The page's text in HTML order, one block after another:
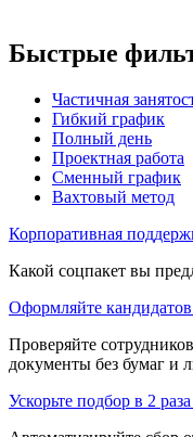
Быстрые
Частичная
Гибкий график
Полный день
Проектная работа
Сменный график
Вахтовый метод
Корпоративная
Какой соцпакет вы
Оформляйте
Проверяйте
документы без бумаг и
Ускорьте подбор в 2